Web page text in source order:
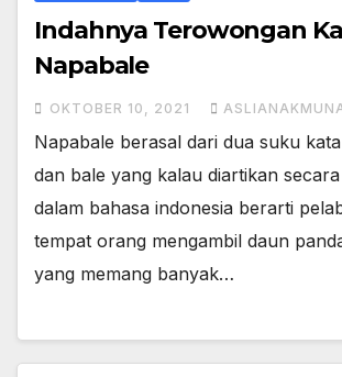
Indahnya Terowongan
Napabale
OKTOBER 10, 2021
Napabale berasal dari dua suku
dan bale yang kalau diartikan
dalam bahasa indonesia berarti
tempat orang mengambil daun
yang memang banyak…